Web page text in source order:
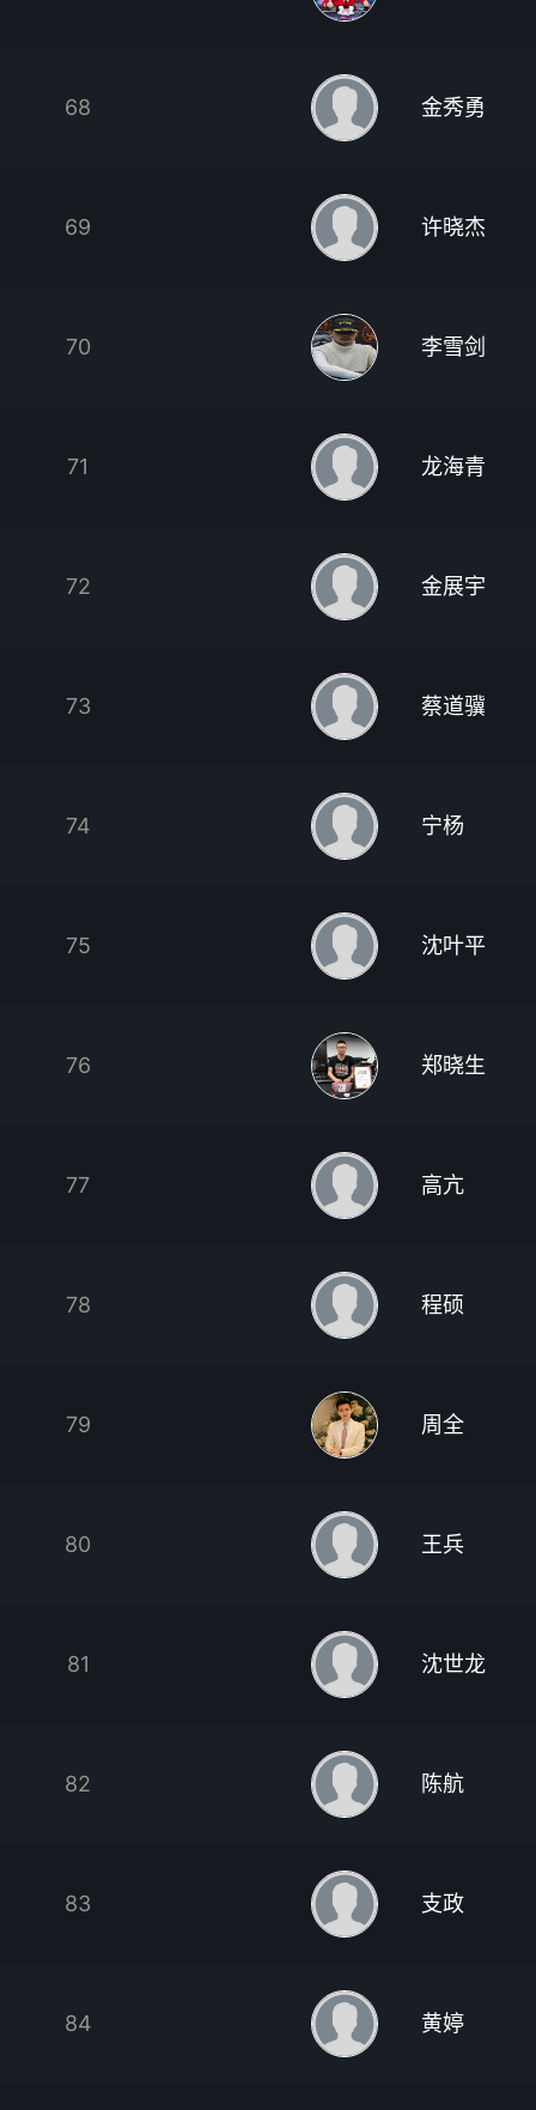
68 金秀勇
69 许晓杰
70 李雪剑
71 龙海青
72 金展宇
73 蔡道骥
74 宁杨
75 沈叶平
76 郑晓生
77 高亢
78 程硕
79 周全
80 王兵
81 沈世龙
82 陈航
83 支政
84 黄婷